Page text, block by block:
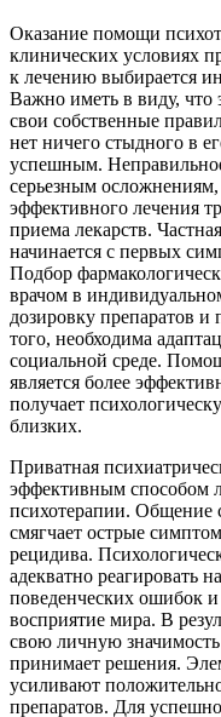
Оказание помощи
клинических условиях
к лечению выбирается
Важно иметь в виду, что
свои собственные
нет ничего стыдного в
успешным.
серьезным
эффективного лечения
приема лекарств.
начинается с первых
Подбор
врачом в
дозировку препаратов и
того, необходима
социальной среде.
является более
получает
близких.
Приватная
эффективным способом
психотерапии. Общение
смягчает острые
рецидива.
адекватно реагировать
поведенческих ошибок
восприятие мира. В
свою личную
принимает решения.
усиливают
препаратов. Для